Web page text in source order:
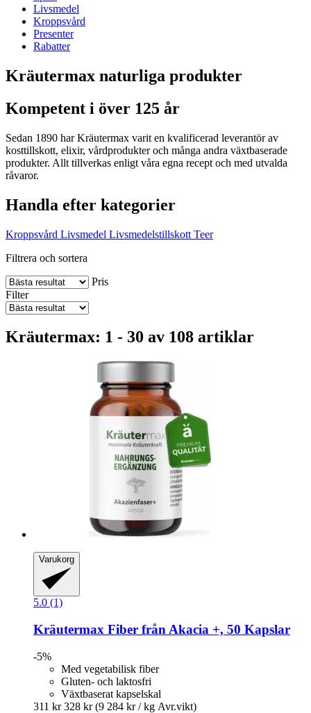
Livsmedel
Kroppsvård
Presenter
Rabatter
Kräutermax naturliga produkter
Kompetent i över 125 år
Sedan 1890 har Kräutermax varit en kvalificerad leverantör av
kosttillskott, elixir, vårdprodukter och många andra växtbaserade
produkter. Allt tillverkas enligt våra egna recept och med utvalda
råvaror.
Handla efter kategorier
Kroppsvård Livsmedel Livsmedelstillskott Teer
Filtrera och sortera
Pris
Filter
Kräutermax: 1 - 30 av 108 artiklar
Varukorg
5.0 (1)
Kräutermax Fiber från Akacia +, 50 Kapslar
-5%
Med vegetabilisk fiber
Gluten- och laktosfri
Växtbaserat kapselskal
311 kr 328 kr (9 284 kr / kg Avr.vikt)